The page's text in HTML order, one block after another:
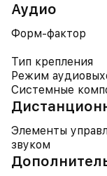
Аудио
Форм-фактор
Тип крепления
Режим
Системные
Элементы
звуком